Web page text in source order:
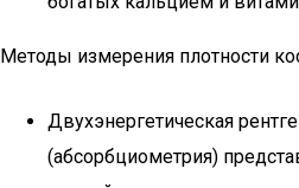
Методы измерения плотности
Двухэнергетическая
(абсорбциометрия)